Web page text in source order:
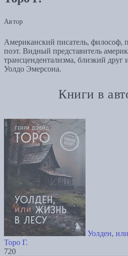
Автор
Американский писатель, философ,
поэт. Видный представитель
трансцендентализма, близкий
Уолдо Эмерсона.
Книги в
Уолден,
Торо Г.
720